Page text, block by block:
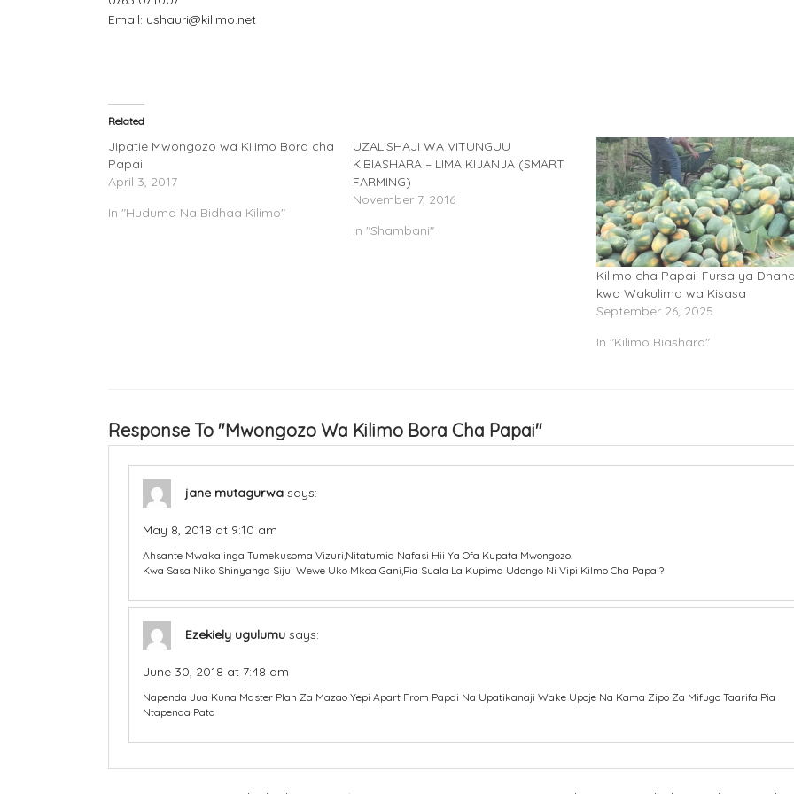
Email: ushauri@kilimo.net
Related
Jipatie Mwongozo wa Kilimo Bora cha
Papai
April 3, 2017
In "Huduma Na Bidhaa Kilimo"
UZALISHAJI WA VITUNGUU
KIBIASHARA – LIMA KIJANJA (SMART
FARMING)
November 7, 2016
In "Shambani"
Kilimo cha Papai: Fursa ya
kwa Wakulima wa Kisasa
September 26, 2025
In "Kilimo Biashara"
Response To "Mwongozo Wa Kilimo Bora Cha Papai"
jane mutagurwa says:
May 8, 2018 at 9:10 am
Ahsante Mwakalinga Tumekusoma Vizuri,nitatumia Nafasi Hii Ya Ofa Kupata Mwongozo.
Kwa Sasa Niko Shinyanga Sijui Wewe Uko Mkoa Gani,pia Suala La Kupima Udongo Ni Vipi Kilmo Cha Papai?
Ezekiely ugulumu says:
June 30, 2018 at 7:48 am
Napenda Jua Kuna Master Plan Za Mazao Yepi Apart From Papai Na Upatikanaji Wake Upoje Na Kama Zipo Za Mifugo Taarifa Pia
Ntapenda Pata